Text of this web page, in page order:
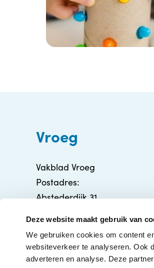
Deze website maakt gebruik van
We gebruiken cookies om content
websiteverkeer te analyseren. Ook
adverteren en analyse. Deze
Vroeg
Vakblad Vroeg
Postadres:
Abstederdijk 31
info@vakbladvroeg.nl
KVK: 71316426